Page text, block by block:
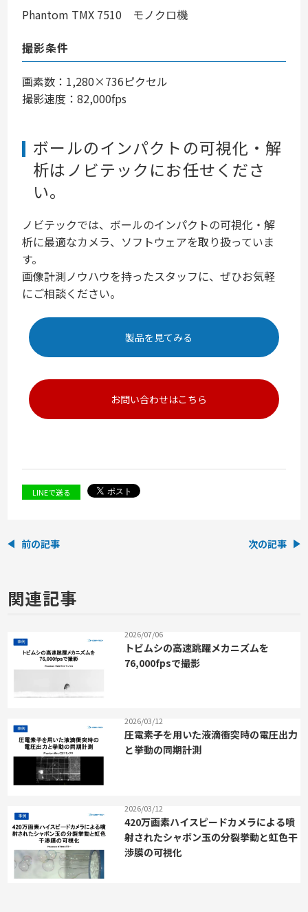
Phantom TMX 7510 モノクロ機
撮影条件
画素数：1,280×736ピクセル
撮影速度：82,000fps
ボールのインパクトの可視化・解
析はノビテックにお任せくださ
い。
ノビテックでは、ボールのインパクトの可視化・解
析に最適なカメラ、ソフトウェアを取り扱っていま
す。
画像計測ノウハウを持ったスタッフに、ぜひお気軽
にご相談ください。
製品を見てみる
お問い合わせはこちら
LINEで送る
前の記事 次の記事
関連記事
2026/07/06
トビムシの高速跳躍メカニズムを
76,000fpsで撮影
2026/03/12
圧電素子を用いた液滴衝突時の電圧出力
と挙動の同期計測
2026/03/12
420万画素ハイスピードカメラによる噴
射されたシャボン玉の分裂挙動と虹色干
渉膜の可視化